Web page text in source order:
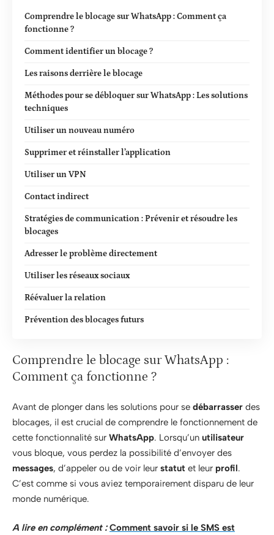
Comprendre le blocage sur WhatsApp : Comment ça
fonctionne ?
Comment identifier un blocage ?
Les raisons derrière le blocage
Méthodes pour se débloquer sur WhatsApp : Les solutions
techniques
Utiliser un nouveau numéro
Supprimer et réinstaller l’application
Utiliser un VPN
Contact indirect
Stratégies de communication : Prévenir et résoudre les
blocages
Adresser le problème directement
Utiliser les réseaux sociaux
Réévaluer la relation
Prévention des blocages futurs
Comprendre le blocage sur WhatsApp :
Comment ça fonctionne ?
Avant de plonger dans les solutions pour se débarrasser des
blocages, il est crucial de comprendre le fonctionnement de
cette fonctionnalité sur WhatsApp. Lorsqu’un utilisateur
vous bloque, vous perdez la possibilité d’envoyer des
messages, d’appeler ou de voir leur statut et leur profil.
C’est comme si vous aviez temporairement disparu de leur
monde numérique.
A lire en complément : Comment savoir si le SMS est